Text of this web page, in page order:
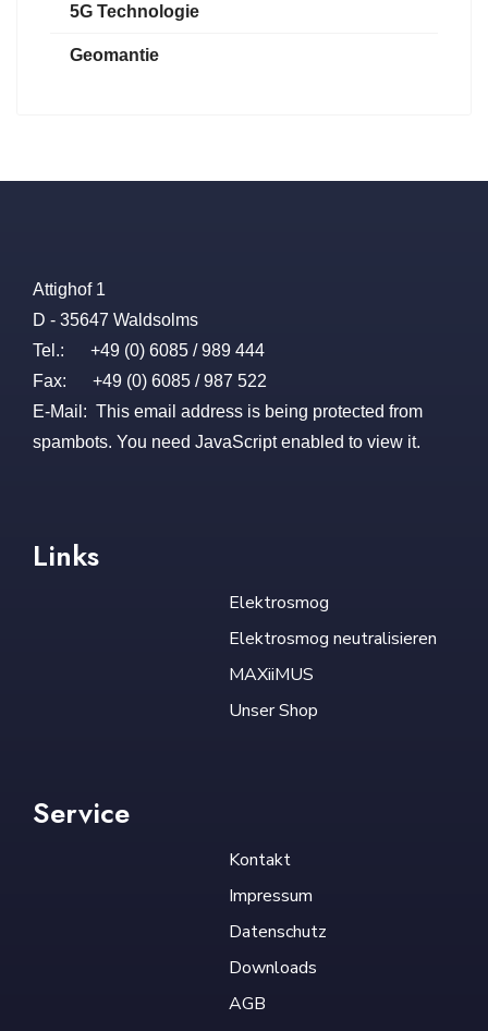
5G Technologie
Geomantie
Attighof 1
D - 35647 Waldsolms
Tel.: +49 (0) 6085 / 989 444
Fax: +49 (0) 6085 / 987 522
E-Mail: This email address is being protected from
spambots. You need JavaScript enabled to view it.
Links
Elektrosmog
Elektrosmog neutralisieren
MAXiiMUS
Unser Shop
Service
Kontakt
Impressum
Datenschutz
Downloads
AGB